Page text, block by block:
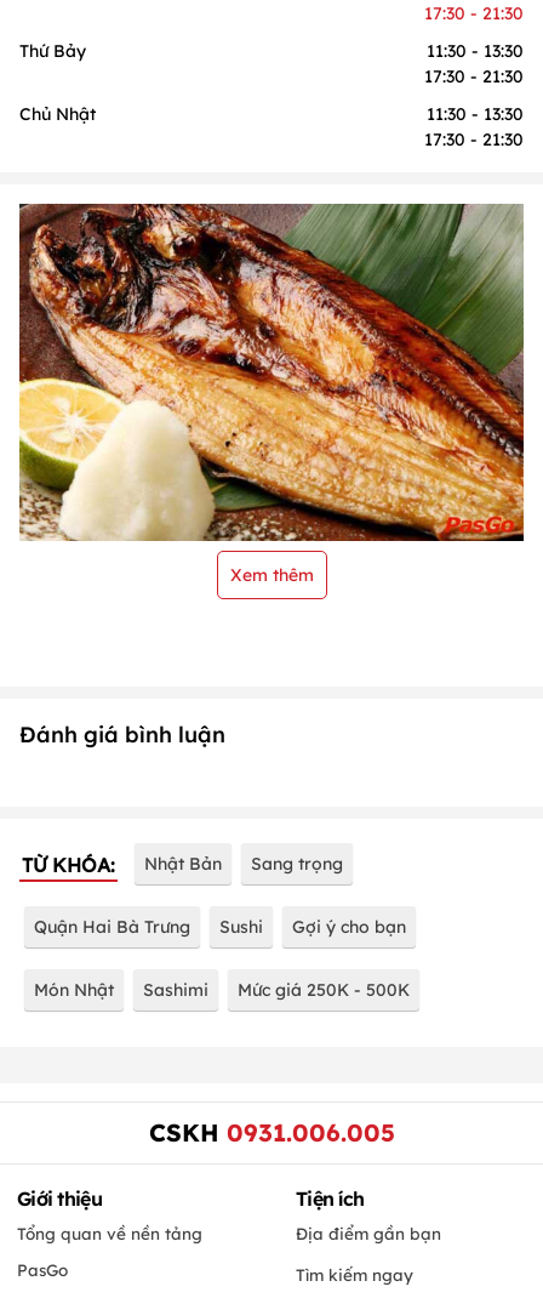
17:30 - 21:30
Thứ Bảy
11:30 - 13:30
17:30 - 21:30
Chủ Nhật
11:30 - 13:30
17:30 - 21:30
Xem thêm
Đánh giá bình luận
TỪ KHÓA: Nhật Bản Sang trọng
Quận Hai Bà Trưng Sushi Gợi ý cho bạn
Món Nhật Sashimi Mức giá 250K - 500K
CSKH 0931.006.005
Giới thiệu
Tổng quan về nền tảng
PasGo
Tiện ích
Địa điểm gần bạn
Tìm kiếm ngay